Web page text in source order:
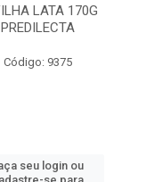
LATA 170G
PREDILECTA
Código: 9375
seu login ou